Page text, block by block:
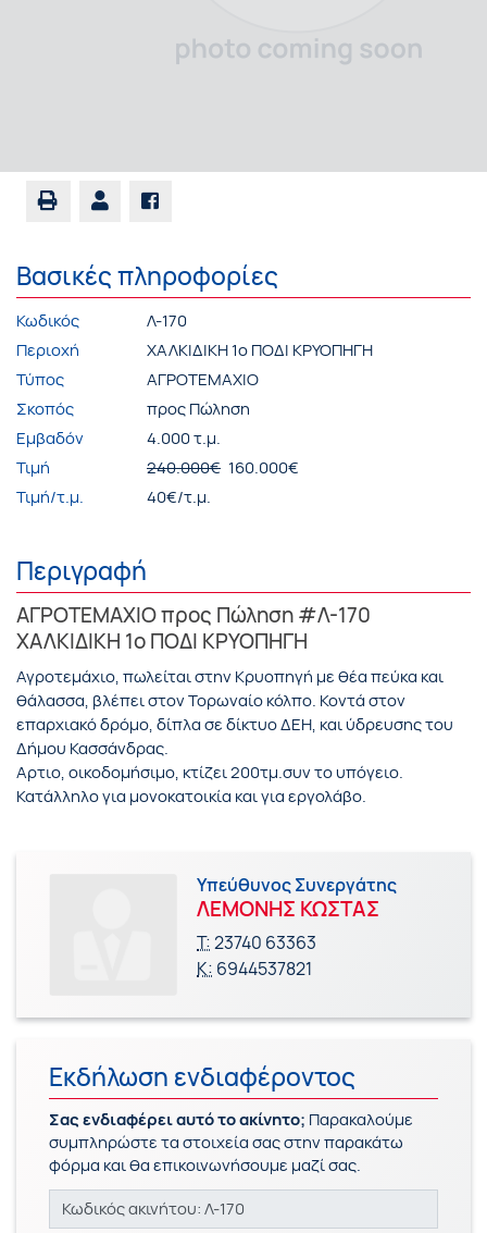
Βασικές πληροφορίες
Κωδικός
Λ-170
Περιοχή
ΧΑΛΚΙΔΙΚΗ 1ο ΠΟΔΙ ΚΡΥΟΠΗΓΗ
Τύπος
ΑΓΡΟΤΕΜΑΧΙΟ
Σκοπός
προς Πώληση
Εμβαδόν
4.000 τ.μ.
Τιμή
240.000€ 160.000€
Τιμή/τ.μ.
40€/τ.μ.
Περιγραφή
ΑΓΡΟΤΕΜΑΧΙΟ προς Πώληση #Λ-170
ΧΑΛΚΙΔΙΚΗ 1ο ΠΟΔΙ ΚΡΥΟΠΗΓΗ
Αγροτεμάχιο, πωλείται στην Κρυοπηγή με θέα πεύκα και
θάλασσα, βλέπει στον Τορωναίο κόλπο. Κοντά στον
επαρχιακό δρόμο, δίπλα σε δίκτυο ΔΕΗ, και ύδρευσης του
Δήμου Κασσάνδρας.
Αρτιο, οικοδομήσιμο, κτίζει 200τμ.συν το υπόγειο.
Κατάλληλο για μονοκατοικία και για εργολάβο.
Υπεύθυνος Συνεργάτης
ΛΕΜΟΝΗΣ ΚΩΣΤΑΣ
Τ:23740 63363
Κ: 6944537821
Εκδήλωση ενδιαφέροντος
Σας ενδιαφέρει αυτό το ακίνητο; Παρακαλούμε
συμπληρώστε τα στοιχεία σας στην παρακάτω
φόρμα και θα επικοινωνήσουμε μαζί σας.